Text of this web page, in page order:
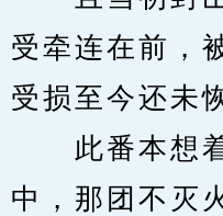
受牵连在前，
受损至今还未
此番本想着
中，那团不灭